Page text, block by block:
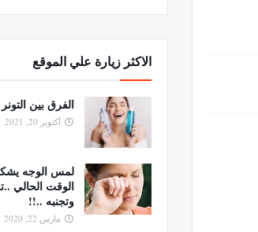
الاكثر زيارة علي الموقع
الفرق بين
أكتوبر 20, 2021
لمس الوجه
الوقت الحالي
وتجنبه ..!!
مارس 22, 2020